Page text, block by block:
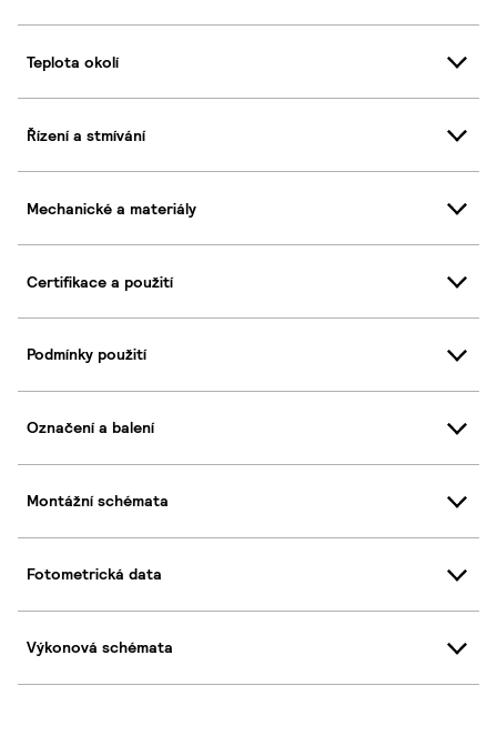
Teplota okolí
Řízení a stmívání
Mechanické a materiály
Certifikace a použití
Podmínky použití
Označení a balení
Montážní schémata
Fotometrická data
Výkonová schémata